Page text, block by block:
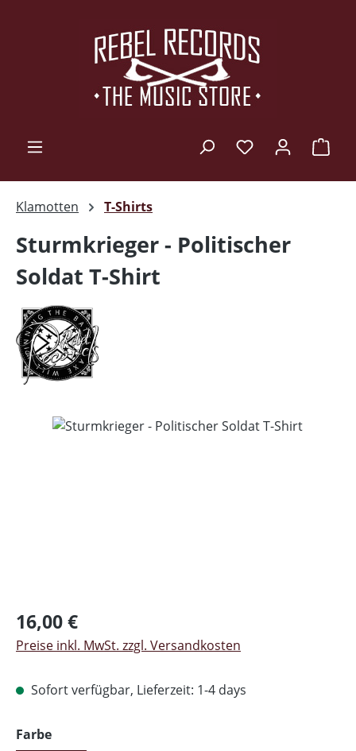
Klamotten T-Shirts
Sturmkrieger - Politischer
Soldat T-Shirt
Bildergalerie überspringen
Regulärer Preis:
16,00 €
Preise inkl. MwSt. zzgl. Versandkosten
Sofort verfügbar, Lieferzeit: 1-4 days
Farbeauswählen